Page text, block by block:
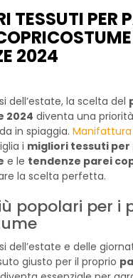
TESSUTI PER
2024
dell’estate, la scelta del
2024 diventa una
in spiaggia. Manifattura
i migliori tessuti
e le tendenze parei
la scelta perfetta.
popolari per i
dell’estate e delle
giusto per il proprio